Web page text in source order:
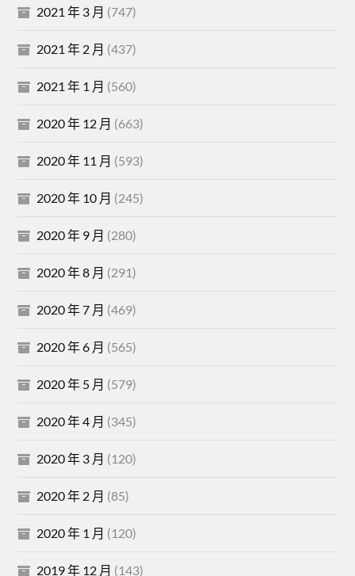
2021 年 3 月 (747)
2021 年 2 月 (437)
2021 年 1 月 (560)
2020 年 12 月 (663)
2020 年 11 月 (593)
2020 年 10 月 (245)
2020 年 9 月 (280)
2020 年 8 月 (291)
2020 年 7 月 (469)
2020 年 6 月 (565)
2020 年 5 月 (579)
2020 年 4 月 (345)
2020 年 3 月 (120)
2020 年 2 月 (85)
2020 年 1 月 (120)
2019 年 12 月 (143)